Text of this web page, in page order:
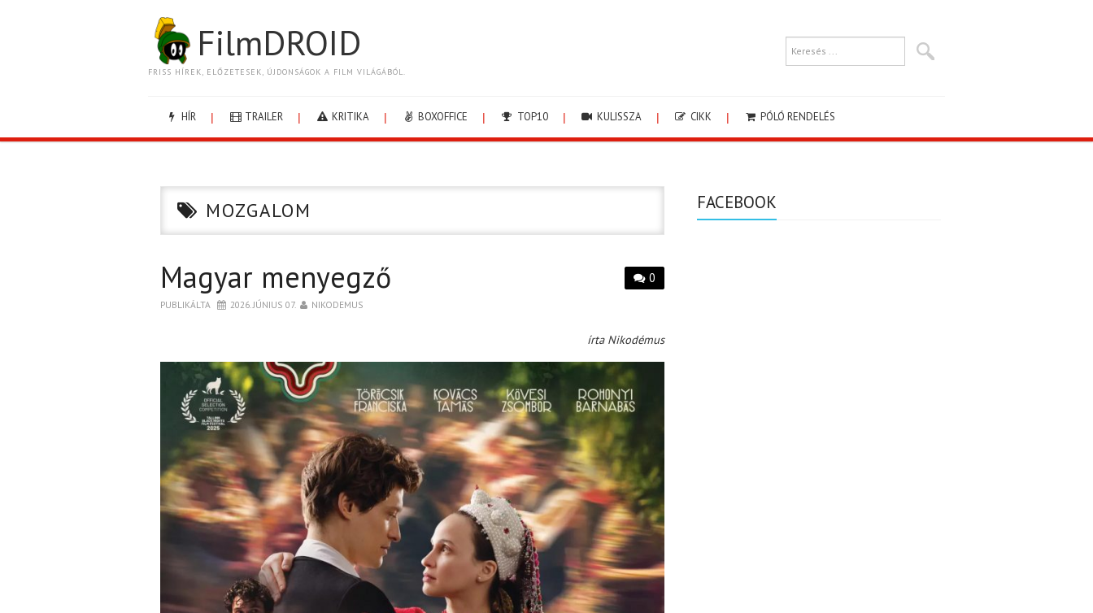
FilmDROID
FRISS HÍREK, ELŐZETESEK, ÚJDONSÁGOK A FILM VILÁGÁBÓL.
HÍR TRAILER KRITIKA BOXOFFICE TOP10 KULISSZA CIKK PÓLÓ RENDELÉS
MOZGALOM
0
Magyar menyegző
PUBLIKÁLTA 2026. JÚNIUS 07. NIKODEMUS
írta Nikodémus
FACEBOOK